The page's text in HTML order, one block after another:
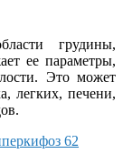
грудины,
ее параметры,
Это может
легких, печени,